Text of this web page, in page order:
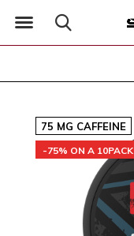
75 MG CAFFEINE
-75% ON A 10PACK